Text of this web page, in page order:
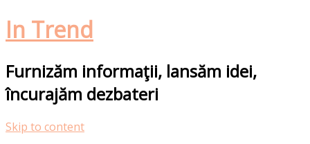
In Trend
Furnizăm informaţii, lansăm idei,
încurajăm dezbateri
Skip to content